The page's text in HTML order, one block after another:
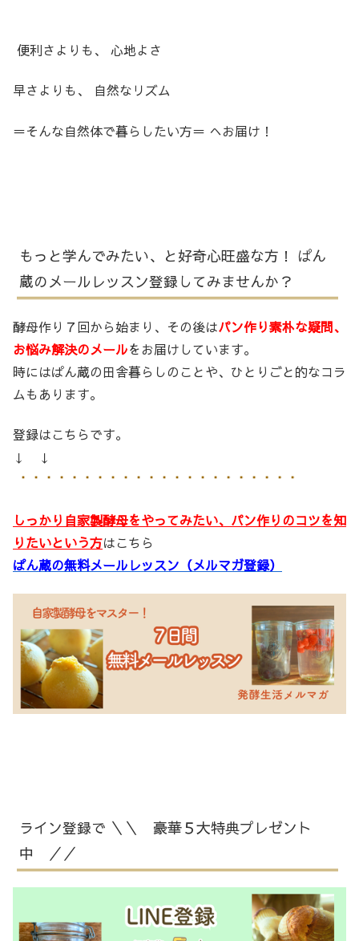
便利さよりも、 心地よさ
早さよりも、 自然なリズム
＝そんな自然体で暮らしたい方＝ へお届け！
もっと学んでみたい、と好奇心旺盛な方！ ぱん
蔵のメールレッスン登録してみませんか？
酵母作り７回から始まり、その後はパン作り素朴な疑問、
お悩み解決のメールをお届けしています。
時にはぱん蔵の田舎暮らしのことや、ひとりごと的なコラ
ムもあります。
登録はこちらです。
↓ ↓
しっかり自家製酵母をやってみたい、パン作りのコツを知
りたいという方はこちら
ぱん蔵の無料メールレッスン（メルマガ登録）
ライン登録で ＼＼ 豪華５大特典プレゼント
中 ／／